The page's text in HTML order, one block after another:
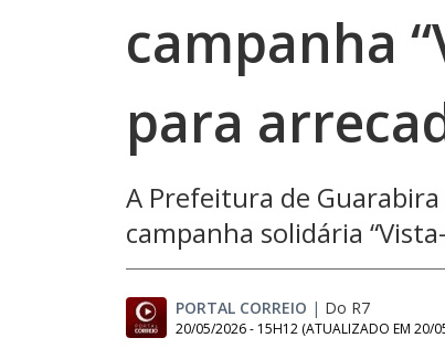
campanha
para
A Prefeitura de
campanha solidária
PORTAL CORREIO | Do R7
20/05/2026 - 15H12 (ATUALIZADO EM 20/